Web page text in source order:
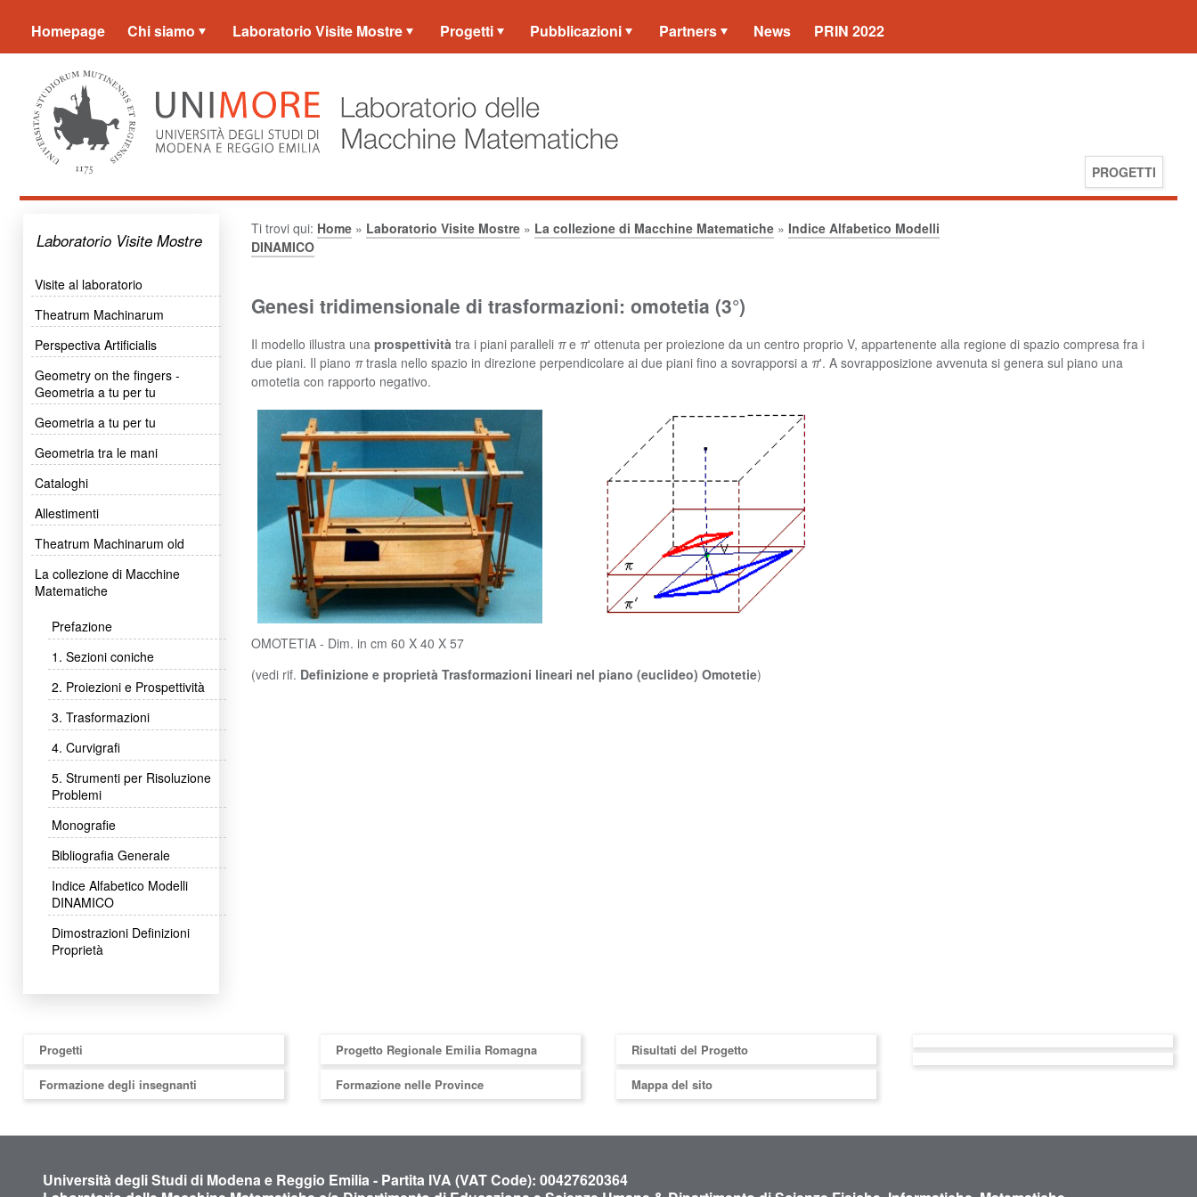
Homepage Chi siamo Laboratorio Visite Mostre Progetti Pubblicazioni Partners News PRIN 2022
PROGETTI
Laboratorio Visite Mostre
Visite al laboratorio
Theatrum Machinarum
Perspectiva Artificialis
Geometry on the fingers -
Geometria a tu per tu
Geometria a tu per tu
Geometria tra le mani
Cataloghi
Allestimenti
Theatrum Machinarum old
La collezione di Macchine
Matematiche
Prefazione
1. Sezioni coniche
2. Proiezioni e Prospettività
3. Trasformazioni
4. Curvigrafi
5. Strumenti per Risoluzione
Problemi
Monografie
Bibliografia Generale
Indice Alfabetico Modelli
DINAMICO
Dimostrazioni Definizioni
Proprietà
Ti trovi qui: Home » Laboratorio Visite Mostre » La collezione di Macchine Matematiche » Indice Alfabetico Modelli
DINAMICO
Genesi tridimensionale di trasformazioni: omotetia (3°)
Il modello illustra una prospettività tra i piani paralleli πe π' ottenuta per proiezione da un centro proprio V, appartenente alla regione di spazio compresa fra i
due piani. Il piano πtrasla nello spazio in direzione perpendicolare ai due piani fino a sovrapporsi a π'. A sovrapposizione avvenuta si genera sul piano una
omotetia con rapporto negativo.
OMOTETIA - Dim. in cm 60 X 40 X 57
(vedi rif. Definizione e proprietà Trasformazioni lineari nel piano (euclideo) Omotetie)
Progetti
Formazione degli insegnanti
Progetto Regionale Emilia Romagna
Formazione nelle Province
Risultati del Progetto
Mappa del sito
Università degli Studi di Modena e Reggio Emilia - Partita IVA (VAT Code): 00427620364